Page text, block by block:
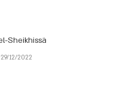
Sheikhissä
29/12/2022